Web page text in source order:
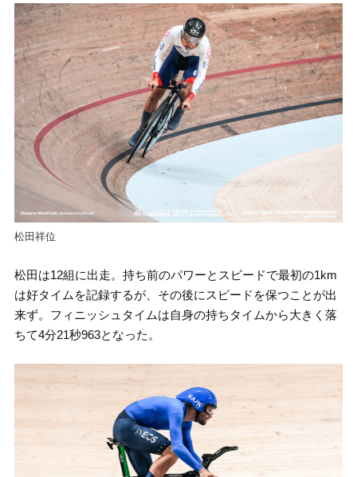
松田祥位
松田は12組に出走。持ち前のパワーとスピードで最初の1km
は好タイムを記録するが、その後にスピードを保つことが出
来ず。フィニッシュタイムは自身の持ちタイムから大きく落
ちて4分21秒963となった。